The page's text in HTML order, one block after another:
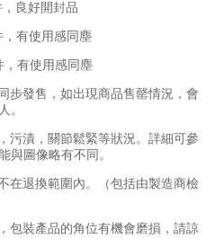
良好開封品
有使用感同塵
，有使用感同塵
步發售，如出現商品售罄情況，會
。
污漬，關節鬆緊等狀況。詳細可參
與圖像略有不同。
在退換範圍內。（包括由製造商檢
包裝產品的角位有機會磨損，請諒